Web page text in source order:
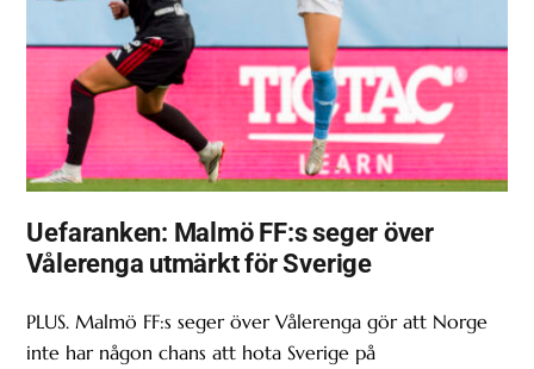
Uefaranken: Malmö FF:s seger över
Vålerenga utmärkt för Sverige
PLUS. Malmö FF:s seger över Vålerenga gör att Norge
inte har någon chans att hota Sverige på